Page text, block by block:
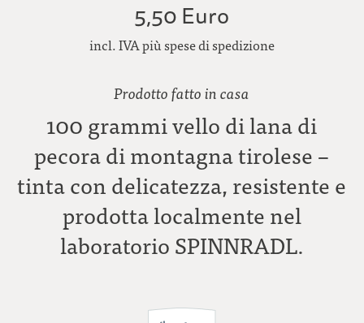
5,50 Euro
incl. IVA più spese di spedizione
Prodotto fatto in casa
100 grammi vello di lana di
pecora di montagna tirolese –
tinta con delicatezza, resistente e
prodotta localmente nel
laboratorio SPINNRADL.